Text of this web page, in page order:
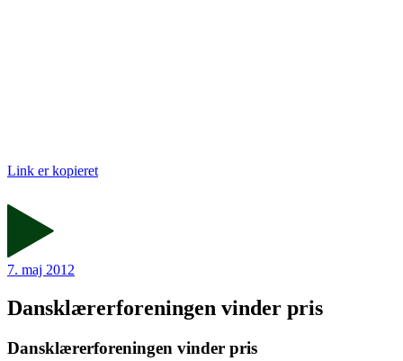
Link er kopieret
7. maj 2012
Dansklærerforeningen vinder pris
Dansklærerforeningen vinder pris